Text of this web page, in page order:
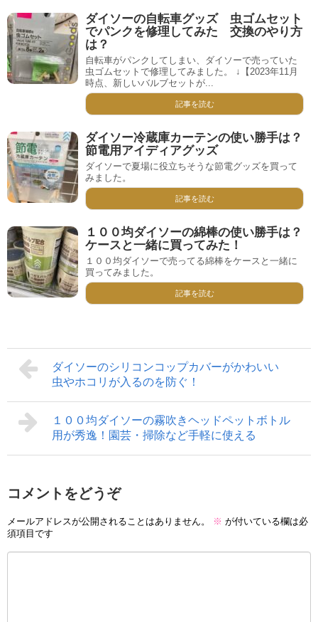
ダイソーの自転車グッズ 虫ゴムセット
でパンクを修理してみた 交換のやり方
は？
自転車がパンクしてしまい、ダイソーで売っていた
虫ゴムセットで修理してみました。 ↓【2023年11月
時点、新しいバルブセットが...
記事を読む
ダイソー冷蔵庫カーテンの使い勝手は？
節電用アイディアグッズ
ダイソーで夏場に役立ちそうな節電グッズを買って
みました。
記事を読む
１００均ダイソーの綿棒の使い勝手は？
ケースと一緒に買ってみた！
１００均ダイソーで売ってる綿棒をケースと一緒に
買ってみました。
記事を読む
ダイソーのシリコンコップカバーがかわいい
虫やホコリが入るのを防ぐ！
１００均ダイソーの霧吹きヘッドペットボトル
用が秀逸！園芸・掃除など手軽に使える
コメントをどうぞ
メールアドレスが公開されることはありません。 ※ が付いている欄は必
須項目です